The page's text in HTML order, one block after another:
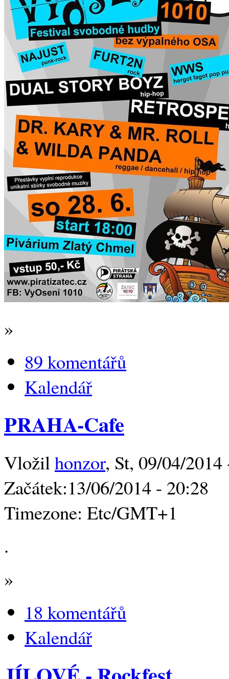
»
89 komentářů
Kalendář
PRAHA-Cafe
Vložilhonzor, St, 09/04/2014
Začátek:13/06/2014 - 20:28
Timezone: Etc/GMT+1
.
»
18 komentářů
Kalendář